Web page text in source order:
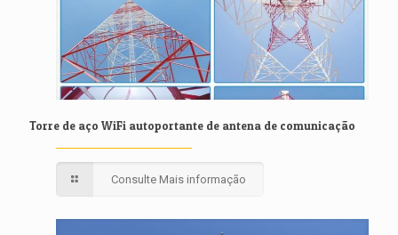
Torre de aço WiFi autoportante de antena de comunicação
Consulte Mais informação